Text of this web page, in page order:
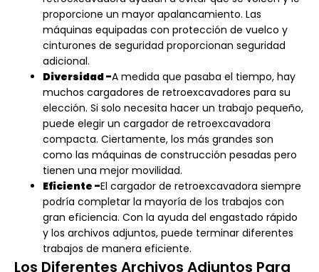
proporcione un mayor apalancamiento. Las
máquinas equipadas con protección de vuelco y
cinturones de seguridad proporcionan seguridad
adicional.
Diversidad -A medida que pasaba el tiempo, hay
muchos cargadores de retroexcavadores para su
elección. Si solo necesita hacer un trabajo pequeño,
puede elegir un cargador de retroexcavadora
compacta. Ciertamente, los más grandes son
como las máquinas de construcción pesadas pero
tienen una mejor movilidad.
Eficiente -El cargador de retroexcavadora siempre
podría completar la mayoría de los trabajos con
gran eficiencia. Con la ayuda del engastado rápido
y los archivos adjuntos, puede terminar diferentes
trabajos de manera eficiente.
Los Diferentes Archivos Adjuntos Para